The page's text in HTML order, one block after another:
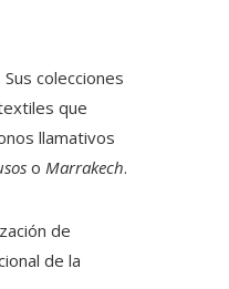
colecciones
que
llamativos
o Marrakech.
de
de la